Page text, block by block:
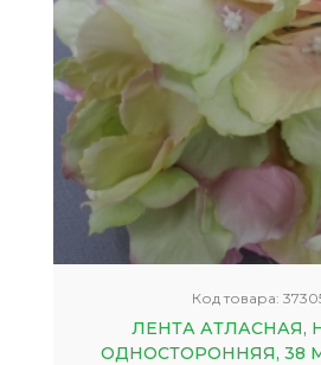
Код товара:
ЛЕНТА АТЛАСНАЯ,
ОДНОСТОРОННЯЯ, 38